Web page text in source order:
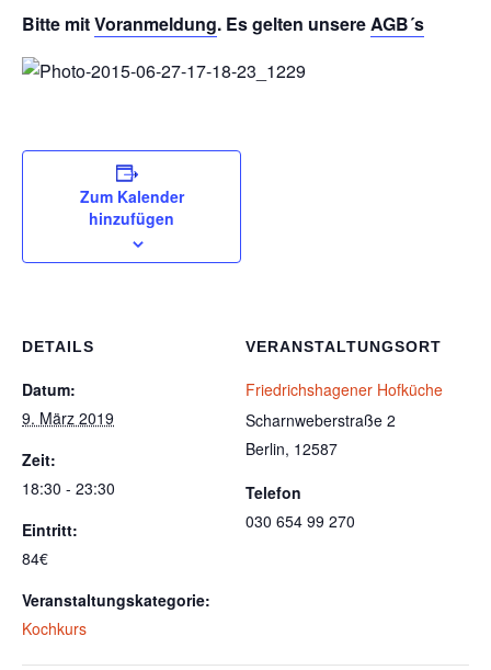
Bitte mitVoranmeldung. Es gelten unsereAGB´s
Zum Kalender
hinzufügen
DETAILS
Datum:
9. März 2019
Zeit:
18:30 - 23:30
Eintritt:
84€
Veranstaltungskategorie:
Kochkurs
VERANSTALTUNGSORT
Friedrichshagener Hofküche
Scharnweberstraße 2
Berlin, 12587
Telefon
030 654 99 270